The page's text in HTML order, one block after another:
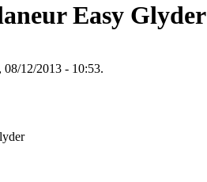
Easy Glyder
08/12/2013 - 10:53.